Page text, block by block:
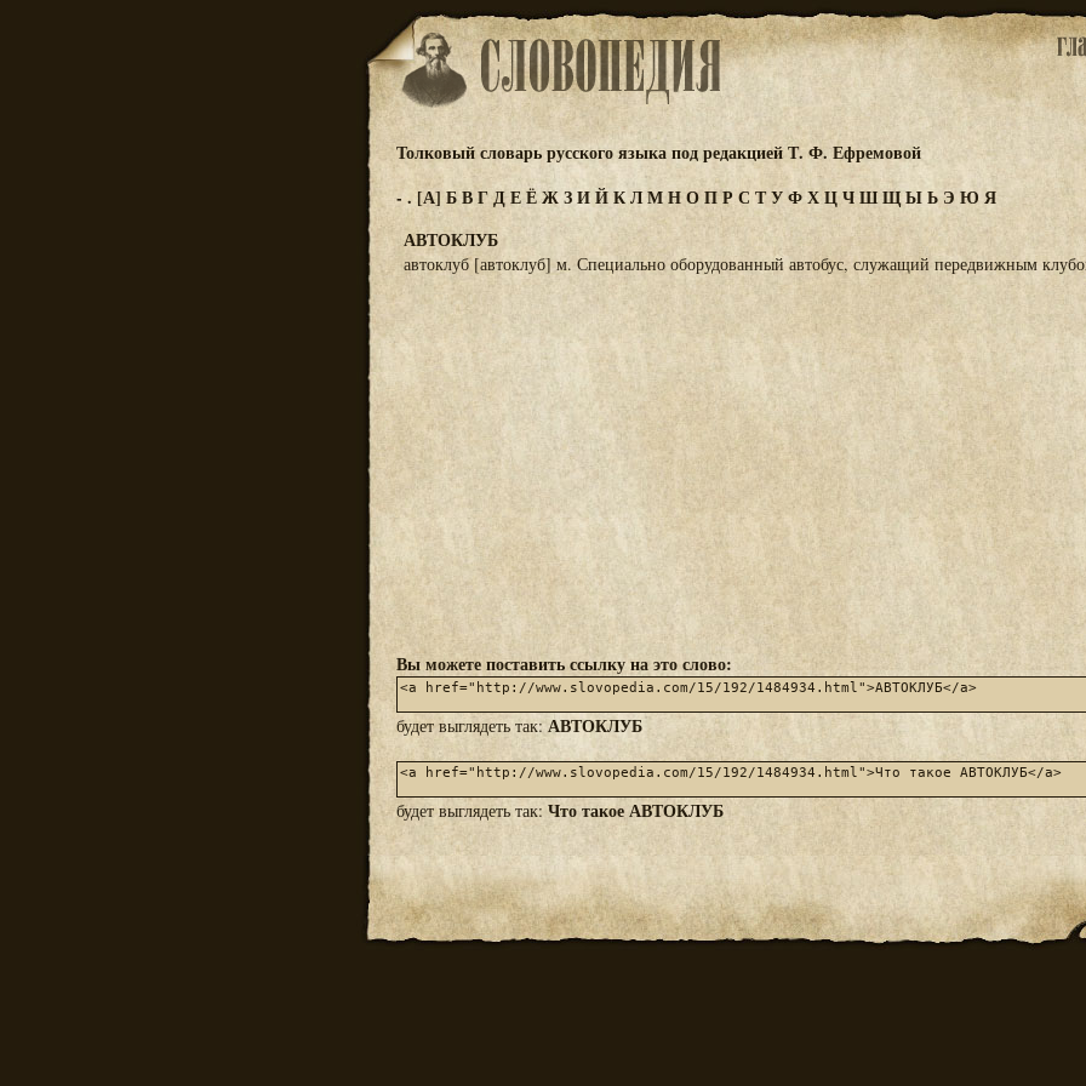
Толковый словарь русского языка под редакцией Т. Ф. Ефремовой
-. [А] БВГДЕЁЖЗИЙКЛМНОПР С ТУФХЦЧШЩЫЬ Э Ю Я
АВТОКЛУБ
автоклуб [автоклуб] м. Специально оборудованный автобус, служащий передвижным
Вы можете поставить ссылку на это слово:
будет выглядеть так:АВТОКЛУБ
будет выглядеть так: Что такое АВТОКЛУБ